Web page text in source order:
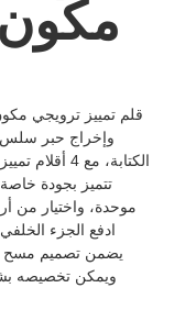
وإخراج حبر
الكتابة، مع
تتميز بجودة
موحدة، واختيار من
ادفع الجزء
يضمن تصميم مسح
ويمكن تخصيصه